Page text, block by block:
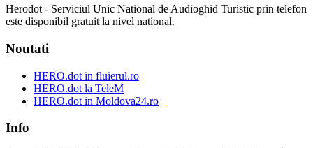
Herodot - Serviciul Unic National de Audioghid Turistic prin telefon
este disponibil gratuit la nivel national.
Noutati
HERO.dot in fluierul.ro
HERO.dot la TeleM
HERO.dot in Moldova24.ro
Info